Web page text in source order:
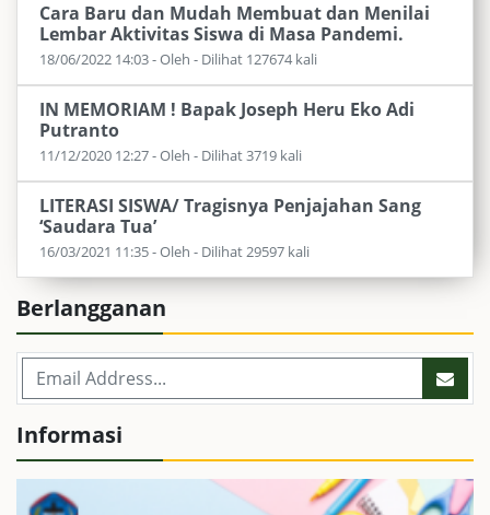
Cara Baru dan Mudah Membuat dan Menilai
Lembar Aktivitas Siswa di Masa Pandemi.
18/06/2022 14:03 - Oleh - Dilihat 127674 kali
IN MEMORIAM ! Bapak Joseph Heru Eko Adi
Putranto
11/12/2020 12:27 - Oleh - Dilihat 3719 kali
LITERASI SISWA/ Tragisnya Penjajahan Sang
‘Saudara Tua’
16/03/2021 11:35 - Oleh - Dilihat 29597 kali
Berlangganan
Informasi